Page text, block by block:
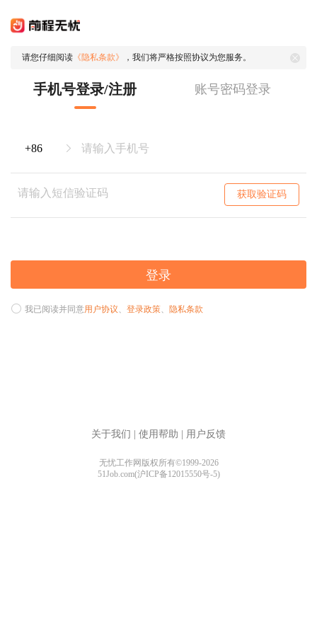
请您仔细阅读 《隐私条款》 ，我们将严格按照协议为您服务。
手机号登录/注册 账号密码登录
获取验证码
登录
我已阅读并同意用户协议、 登录政策、 隐私条款
关于我们 使用帮助 用户反馈
无忧工作网版权所有©1999-2026
51Job.com(沪ICP备12015550号-5)